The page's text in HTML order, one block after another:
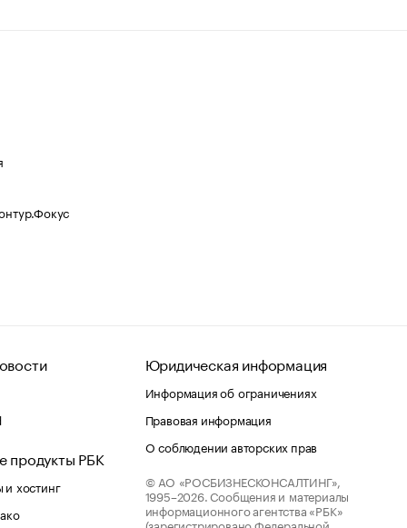
продукты РБК
хостинг
Юридическая информация
Информация об ограничениях
Правовая информация
О соблюдении авторских прав
© АО «РОСБИЗНЕСКОНСАЛТИНГ»,
1995–2026. Сообщения и материалы
информационного агентства «РБК»
(зарегистрировано Федеральной